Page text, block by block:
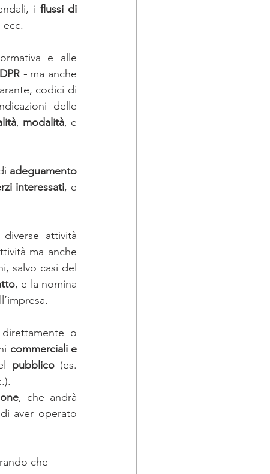
i flussi di
ecc.
e alle
- ma anche
codici di
delle
, modalità, e
adeguamento
interessati, e
attività
ma anche
salvo casi del
, e la nomina
o
commerciali e
pubblico (es.
, che andrà
aver operato
che